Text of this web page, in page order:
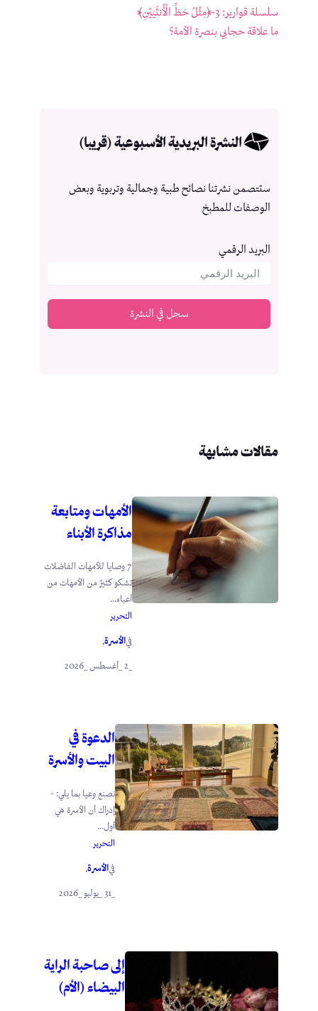
سلسلة قوارير: 3-﴿مِثْلُ حَظِّ الْأُنثَيَيْنِ﴾
ما علاقة حجابي بنصرة الأمة؟
النشرة البريدية الأسبوعية (قريبا)
ستتصمن نشرتنا نصائح طبية وجمالية وتربوية وبعض
الوصفات للمطبخ
البريد الرقمي
سجل في النشرة
مقالات مشابهة
الأمهات ومتابعة
مذاكرة الأبناء
7 وصايا للأمهات الفاضلات
تشكو كثيرٌ من الأمهات من
أعباء...
التحرير
فيالأسرة.
_2 _أغسطس _2026
الدعوة في
البيت والأسرة
نصنع وعيا بما يلي: –
إدراك أن الأسرة هي
أول...
التحرير
فيالأسرة.
إلى صاحبة الراية
البيضاء (الأم)